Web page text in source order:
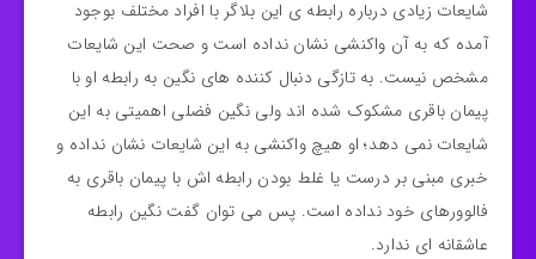
شایعات زیادی درباره رابطه ی این بلاگر با افراد مختلف بوجود
آمده که به آن واکنشی نشان نداده است و صحت این شایعات
مشخص نیست. به تازگی دنبال کننده های نگین به رابطه او با
پیمان باقری مشکوک شده اند ولی نگین فضلی اهمیتی به این
شایعات نمی دهد؛ او هیچ واکنشی به این شایعات نشان نداده و
خبری مبنی بر درست یا غلط بودن رابطه اش با پیمان باقری به
فالوورهای خود نداده است. پس می توان گفت نگین رابطه
عاشقانه ای ندارد.